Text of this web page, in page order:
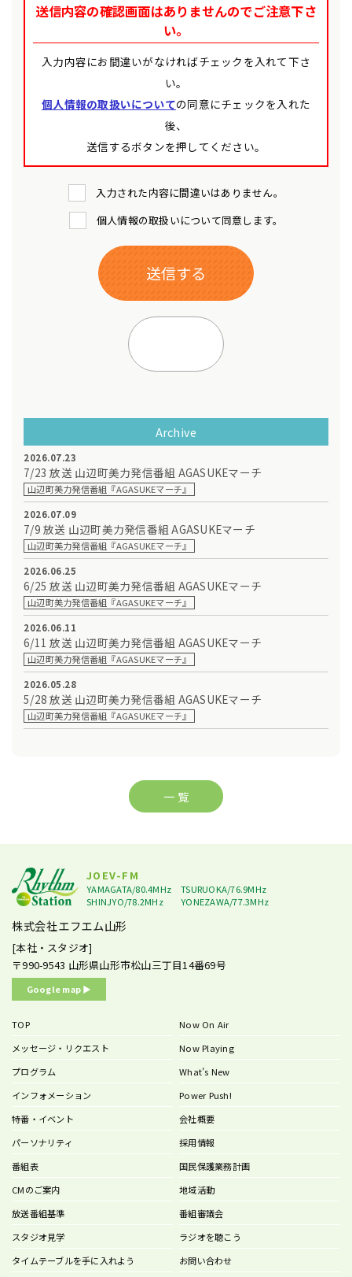
送信内容の確認画面はありませんのでご注意下さ
い。
入力内容にお間違いがなければチェックを入れて下さ
い。
個人情報の取扱いについての同意にチェックを入れた
後、
送信するボタンを押してください。
入力された内容に間違いはありません。
個人情報の取扱いについて同意します。
Archive
2026.07.23
7/23 放送 山辺町美力発信番組 AGASUKEマーチ
山辺町美力発信番組『AGASUKEマーチ』
2026.07.09
7/9 放送 山辺町美力発信番組 AGASUKEマーチ
山辺町美力発信番組『AGASUKEマーチ』
2026.06.25
6/25 放送 山辺町美力発信番組 AGASUKEマーチ
山辺町美力発信番組『AGASUKEマーチ』
2026.06.11
6/11 放送 山辺町美力発信番組 AGASUKEマーチ
山辺町美力発信番組『AGASUKEマーチ』
2026.05.28
5/28 放送 山辺町美力発信番組 AGASUKEマーチ
山辺町美力発信番組『AGASUKEマーチ』
一 覧
JOEV-FM
YAMAGATA/80.4MHz
TSURUOKA/76.9MHz
SHINJYO/78.2MHz
YONEZAWA/77.3MHz
株式会社エフエム山形
[本社・スタジオ]
〒990-9543 山形県山形市松山三丁目14番69号
Google map ▶︎
TOP
メッセージ・リクエスト
プログラム
インフォメーション
特番・イベント
パーソナリティ
番組表
CMのご案内
Now On Air
Now Playing
What’s New
Power Push!
会社概要
採用情報
国民保護業務計画
地域活動
放送番組基準
番組審議会
スタジオ見学
ラジオを聴こう
タイムテーブルを手に入れよう
お問い合わせ